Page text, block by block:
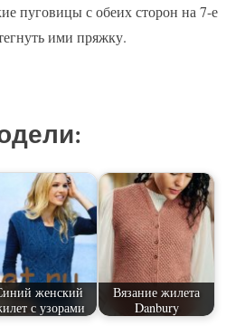
пуговицы с обеих сторон на 7-е
ими пряжку.
женский
с узорами
Вязание жилета
Danbury